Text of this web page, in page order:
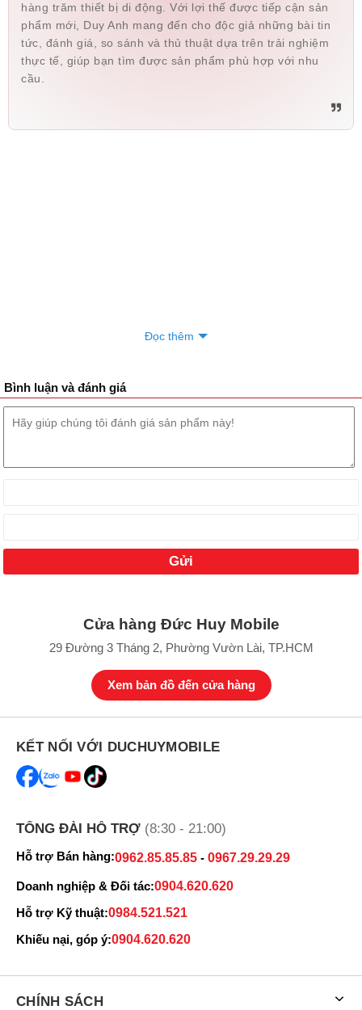
hàng trăm thiết bị di động. Với lợi thế được tiếp cận sản
phẩm mới, Duy Anh mang đến cho độc giả những bài tin
tức, đánh giá, so sánh và thủ thuật dựa trên trải nghiệm
thực tế, giúp bạn tìm được sản phẩm phù hợp với nhu
cầu.
Đọc thêm
Bình luận và đánh giá
Cửa hàng Đức Huy Mobile
29 Đường 3 Tháng 2, Phường Vườn Lài, TP.HCM
Xem bản đồ đến cửa hàng
KẾT NỐI VỚI DUCHUYMOBILE
TỔNG ĐÀI HỖ TRỢ (8:30 - 21:00)
Hỗ trợ Bán hàng:0962.85.85.85 - 0967.29.29.29
Doanh nghiệp & Đối tác:0904.620.620
Hỗ trợ Kỹ thuật:0984.521.521
Khiếu nại, góp ý:0904.620.620
CHÍNH SÁCH